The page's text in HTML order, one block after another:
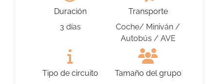
Duración
3 días
Transporte
Coche/ Miniván /
Autobús / AVE
Tipo de circuito
Tamaño del grupo